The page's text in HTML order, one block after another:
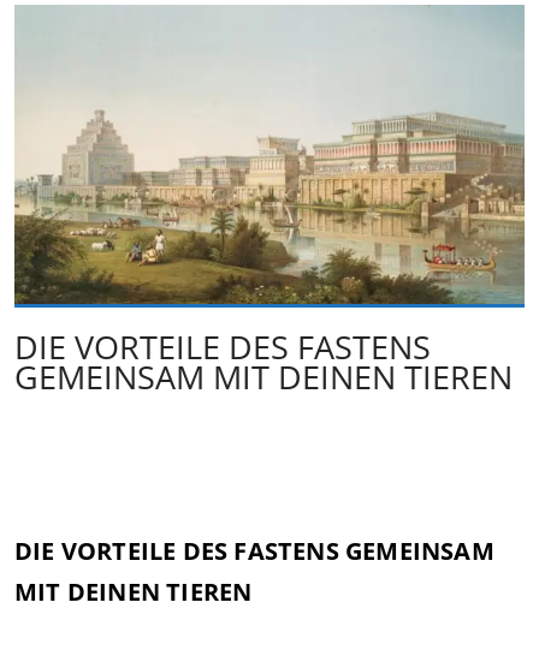
DIE VORTEILE DES FASTENS
GEMEINSAM MIT DEINEN TIEREN
DIE VORTEILE DES FASTENS GEMEINSAM
MIT DEINEN TIEREN